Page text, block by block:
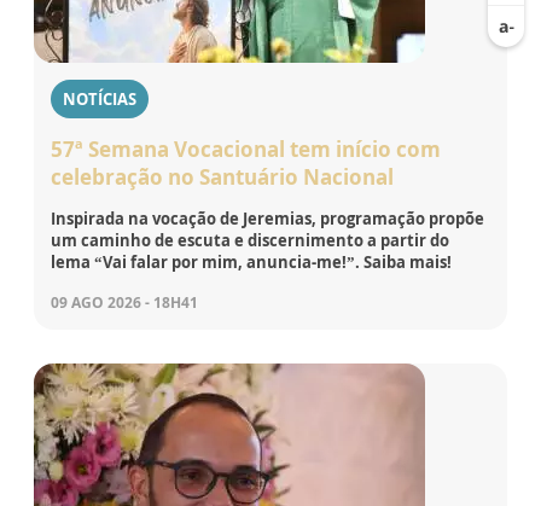
NOTÍCIAS
57ª Semana Vocacional tem início com
celebração no Santuário Nacional
Inspirada na vocação de Jeremias, programação propõe
um caminho de escuta e discernimento a partir do
lema “Vai falar por mim, anuncia-me!”. Saiba mais!
09 AGO 2026 - 18H41